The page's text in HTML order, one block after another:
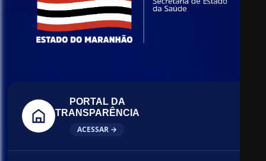
PORTAL DA
TRANSPARÊNCIA
ACESSAR →